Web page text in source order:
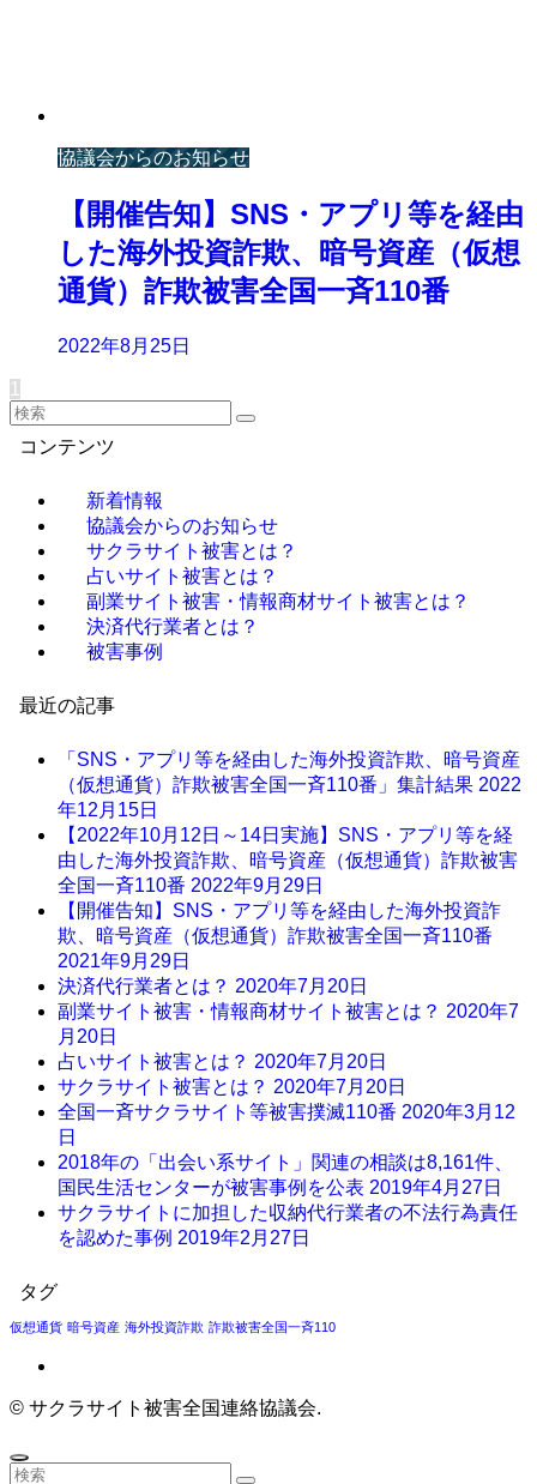
協議会からのお知らせ
【開催告知】SNS・アプリ等を経由
した海外投資詐欺、暗号資産（仮想
通貨）詐欺被害全国一斉110番
2022年8月25日
1
コンテンツ
新着情報
協議会からのお知らせ
サクラサイト被害とは？
占いサイト被害とは？
副業サイト被害・情報商材サイト被害とは？
決済代行業者とは？
被害事例
最近の記事
「SNS・アプリ等を経由した海外投資詐欺、暗号資産
（仮想通貨）詐欺被害全国一斉110番」集計結果 2022
年12月15日
【2022年10月12日～14日実施】SNS・アプリ等を経
由した海外投資詐欺、暗号資産（仮想通貨）詐欺被害
全国一斉110番 2022年9月29日
【開催告知】SNS・アプリ等を経由した海外投資詐
欺、暗号資産（仮想通貨）詐欺被害全国一斉110番
2021年9月29日
決済代行業者とは？ 2020年7月20日
副業サイト被害・情報商材サイト被害とは？ 2020年7
月20日
占いサイト被害とは？ 2020年7月20日
サクラサイト被害とは？ 2020年7月20日
全国一斉サクラサイト等被害撲滅110番 2020年3月12
日
2018年の「出会い系サイト」関連の相談は8,161件、
国民生活センターが被害事例を公表 2019年4月27日
サクラサイトに加担した収納代行業者の不法行為責任
を認めた事例 2019年2月27日
タグ
仮想通貨 暗号資産 海外投資詐欺 詐欺被害全国一斉110
© サクラサイト被害全国連絡協議会.